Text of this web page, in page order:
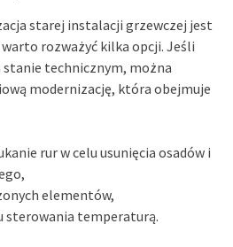
starej instalacji grzewczej jest
rozważyć kilka opcji. Jeśli
technicznym, można
modernizację, która obejmuje
rur w celu usunięcia osadów i
elementów,
sterowania temperaturą.